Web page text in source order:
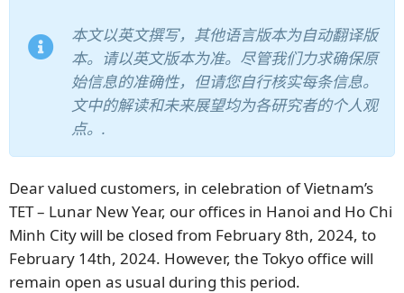
本文以英文撰写，其他语言版本为自动翻译版
本。请以英文版本为准。尽管我们力求确保原
始信息的准确性，但请您自行核实每条信息。
文中的解读和未来展望均为各研究者的个人观
点。.
Dear valued customers, in celebration of Vietnam’s
TET – Lunar New Year, our offices in Hanoi and Ho Chi
Minh City will be closed from February 8th, 2024, to
February 14th, 2024. However, the Tokyo office will
remain open as usual during this period.